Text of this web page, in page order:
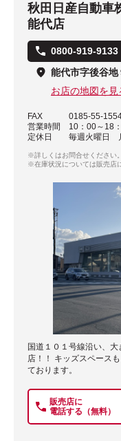
秋田日産自動車
能代店
0800-919-9133
能代市字後谷地
お店の地図を見
FAX
0185-55-
営業時間
10：00～18
定休日
毎週火曜日
※詳しくはお問合せください。
※在庫状況については販売店
国道１０１号線沿い、
店！！ キッズスペース
ております。
販売店に
電話する（無料）